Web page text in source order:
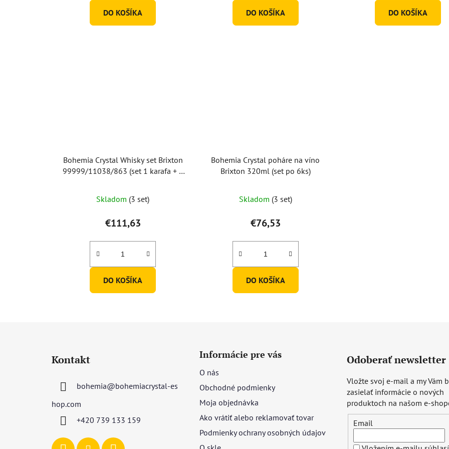
DO KOŠÍKA DO KOŠÍKA
hviezdičiek.
DO KOŠÍKA
Bohemia Crystal Whisky set Brixton
99999/11038/863 (set 1 karafa + 6
Skladom (3 set)
€111,63
DO KOŠÍKA
Bohemia Crystal poháre na víno
Brixton 320ml (set po 6ks)
Skladom (3 set)
€76,53
DO KOŠÍKA
Kontakt
bohemia@bohemiacrystal-es
hop.com
+420 739 133 159
Informácie pre vás
O nás
Obchodné podmienky
Moja objednávka
Ako vrátiť alebo reklamovať tovar
Podmienky ochrany osobných údajov
Odoberať newsletter
Vložte svoj e-mail a my Vám
zasielať informácie o nových
produktoch na našom e-
Email